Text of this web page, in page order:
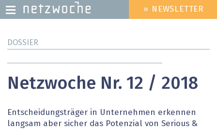
zum
HEADER
MENU
» NEWSLETTER
DOSSIER
Netzwoche Nr. 12 / 2018
Entscheidungsträger in Unternehmen erkennen
langsam aber sicher das Potenzial von Serious &